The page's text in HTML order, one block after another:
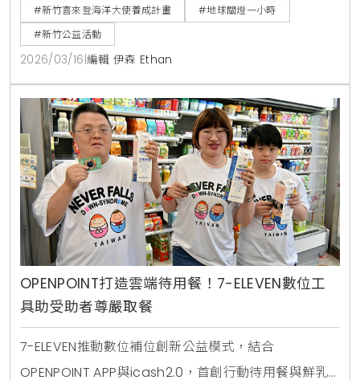
眾以行動守護環境。
#新竹喜來登海洋大使養成計畫
#地球關燈一小時
#新竹公益活動
2026/03/16 編輯 伊森 Ethan
OPENPOINT打造雲端待用餐！7-ELEVEN數位工
具助受助者尊嚴取餐
7-ELEVEN推動數位補位創新公益模式，結合
OPENPOINT APP與icash2.0，首創行動待用餐與鮮乳